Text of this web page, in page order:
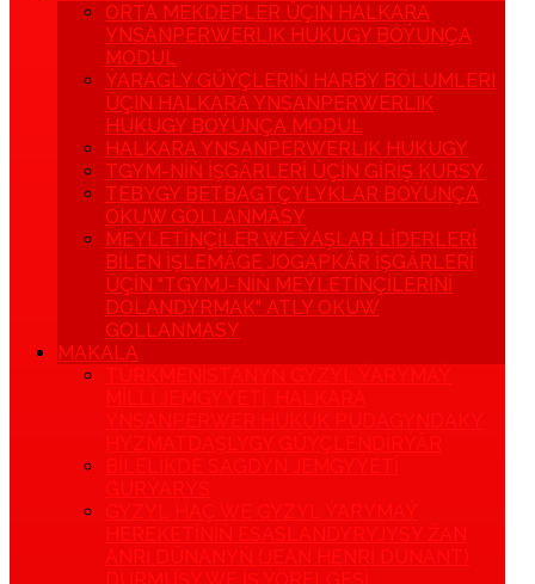
ORTA MEKDEPLER ÜÇIN HALKARA
YNSANPERWERLIK HUKUGY BOÝUNÇA
MODUL
ÝARAGLY GÜÝÇLERIŇ HARBY BÖLUMLERI
ÜÇIN HALKARA YNSANPERWERLIK
HUKUGY BOÝUNÇA MODUL
HALKARA YNSANPERWERLIK HUKUGY
TGYM-NIŇ IŞGÄRLERI ÜÇIN GIRIŞ KURSY
TEBYGY BETBAGTÇYLYKLAR BOÝUNÇA
OKUW GOLLANMASY
MEÝLETINÇILER WE ÝAŞLAR LIDERLERI
BILEN IŞLEMÄGE JOGAPKÄR IŞGÄRLERI
ÜÇIN "TGYMJ-NIŇ MEÝLETINÇILERINI
DOLANDYRMAK" ATLY OKUW
GOLLANMASY
MAKALA